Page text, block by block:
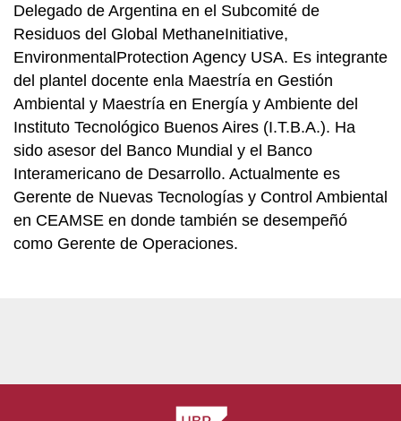
Delegado de Argentina en el Subcomité de
Residuos del Global MethaneInitiative,
EnvironmentalProtection Agency USA. Es integrante
del plantel docente enla Maestría en Gestión
Ambiental y Maestría en Energía y Ambiente del
Instituto Tecnológico Buenos Aires (I.T.B.A.). Ha
sido asesor del Banco Mundial y el Banco
Interamericano de Desarrollo. Actualmente es
Gerente de Nuevas Tecnologías y Control Ambiental
en CEAMSE en donde también se desempeñó
como Gerente de Operaciones.